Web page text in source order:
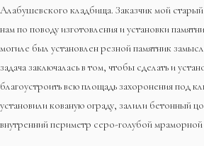
Алабушевского кладбища. Заказчик мой
нам по поводу изготовления и установки
могиле был установлен резной памятник
задача заключалась в том, чтобы сделать и
благоустроить всю площадь захоронения под
установили кованую ограду, залили бетонный
внутренний периметр серо-голубой